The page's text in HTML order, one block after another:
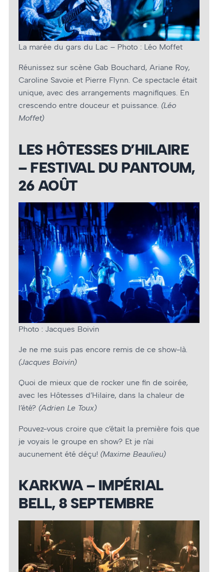
La marée du gars du Lac – Photo : Léo Moffet
Réunissez sur scène Gab Bouchard, Ariane Roy,
Caroline Savoie et Pierre Flynn. Ce spectacle était
unique, avec des arrangements magnifiques. En
crescendo entre douceur et puissance. (Léo
Moffet)
LES HÔTESSES D’HILAIRE
– FESTIVAL DU PANTOUM,
26 AOÛT
Photo : Jacques Boivin
Je ne me suis pas encore remis de ce show-là.
(Jacques Boivin)
Quoi de mieux que de rocker une fin de soirée,
avec les Hôtesses d’Hilaire, dans la chaleur de
l’été? (Adrien Le Toux)
Pouvez-vous croire que c’était la première fois que
je voyais le groupe en show? Et je n’ai
aucunement été déçu! (Maxime Beaulieu)
KARKWA – IMPÉRIAL
BELL, 8 SEPTEMBRE